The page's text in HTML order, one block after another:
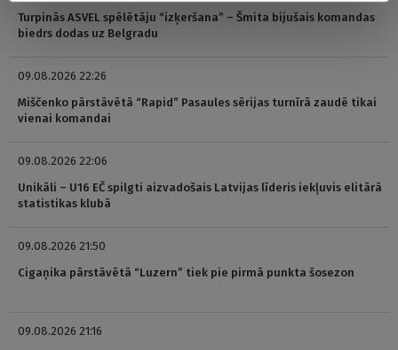
Turpinās ASVEL spēlētāju “izķeršana” – Šmita bijušais komandas
biedrs dodas uz Belgradu
09.08.2026 22:26
Miščenko pārstāvētā “Rapid” Pasaules sērijas turnīrā zaudē tikai
vienai komandai
09.08.2026 22:06
Unikāli – U16 EČ spilgti aizvadošais Latvijas līderis iekļuvis elitārā
statistikas klubā
09.08.2026 21:50
Cigaņika pārstāvētā “Luzern” tiek pie pirmā punkta šosezon
09.08.2026 21:16